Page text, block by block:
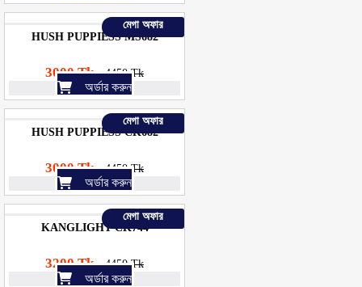
মেগা অফার
HUSH PUPPIESS MS682
3000 Tk 4450 Tk
অর্ডার করুন
মেগা অফার
HUSH PUPPIESS CK682
3000 Tk 4450 Tk
অর্ডার করুন
মেগা অফার
KANGLIGHT CK744
3200 Tk 4450 Tk
অর্ডার করুন